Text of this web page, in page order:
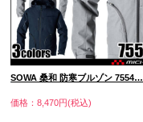
SOWA 桑和 防寒ブルゾン 7554…
価格：8,470円(税込)